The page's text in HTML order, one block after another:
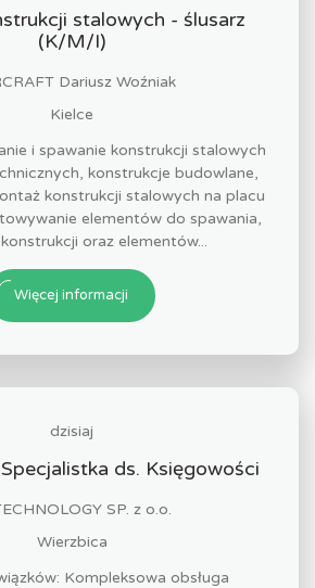
stalowych - ślusarz
(K/M/I)
Dariusz Woźniak
Kielce
i spawanie konstrukcji stalowych
konstrukcje budowlane,
konstrukcji stalowych na placu
elementów do spawania,
oraz elementów...
Więcej informacji
dzisiaj
ds. Księgowości
SP. z o.o.
Wierzbica
Kompleksowa obsługa